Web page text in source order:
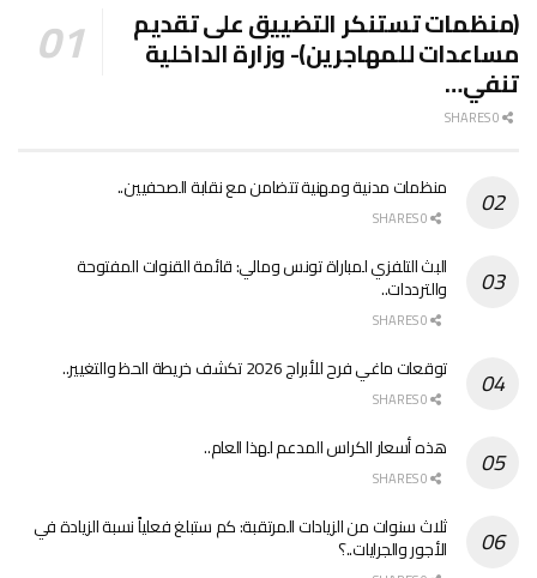
(منظمات تستنكر التضييق على تقديم
مساعدات للمهاجرين)- وزارة الداخلية
تنفي…
منظمات مدنية ومهنية تتضامن مع نقابة الصحفيين..
البث التلفزي لمباراة تونس ومالي: قائمة القنوات المفتوحة
والترددات..
توقعات ماغي فرح للأبراج 2026 تكشف خريطة الحظ والتغيير..
هذه أسعار الكراس المدعم لهذا العام..
ثلاث سنوات من الزيادات المرتقبة: كم ستبلغ فعلياً نسبة الزيادة في
الأجور والجرايات..؟